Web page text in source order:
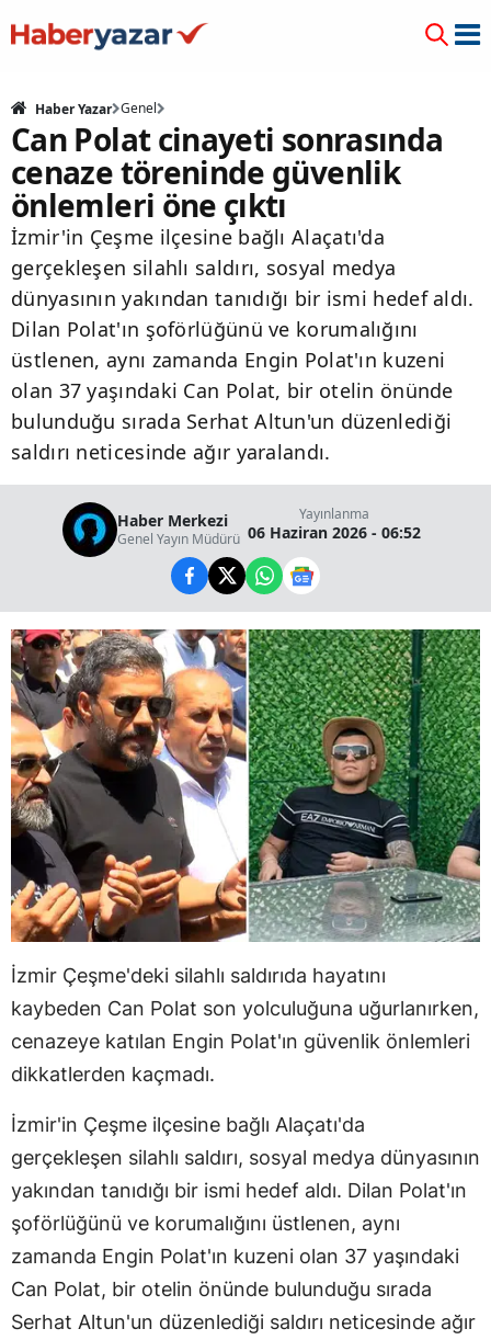
Haber Yazar Genel
Can Polat cinayeti sonrasında
cenaze töreninde güvenlik
önlemleri öne çıktı
İzmir'in Çeşme ilçesine bağlı Alaçatı'da
gerçekleşen silahlı saldırı, sosyal medya
dünyasının yakından tanıdığı bir ismi hedef aldı.
Dilan Polat'ın şoförlüğünü ve korumalığını
üstlenen, aynı zamanda Engin Polat'ın kuzeni
olan 37 yaşındaki Can Polat, bir otelin önünde
bulunduğu sırada Serhat Altun'un düzenlediği
saldırı neticesinde ağır yaralandı.
Haber Merkezi
Genel Yayın Müdürü
Yayınlanma
06 Haziran 2026 - 06:52
İzmir Çeşme'deki silahlı saldırıda hayatını
kaybeden Can Polat son yolculuğuna uğurlanırken,
cenazeye katılan Engin Polat'ın güvenlik önlemleri
dikkatlerden kaçmadı.
İzmir'in Çeşme ilçesine bağlı Alaçatı'da
gerçekleşen silahlı saldırı, sosyal medya dünyasının
yakından tanıdığı bir ismi hedef aldı. Dilan Polat'ın
şoförlüğünü ve korumalığını üstlenen, aynı
zamanda Engin Polat'ın kuzeni olan 37 yaşındaki
Can Polat, bir otelin önünde bulunduğu sırada
Serhat Altun'un düzenlediği saldırı neticesinde ağır